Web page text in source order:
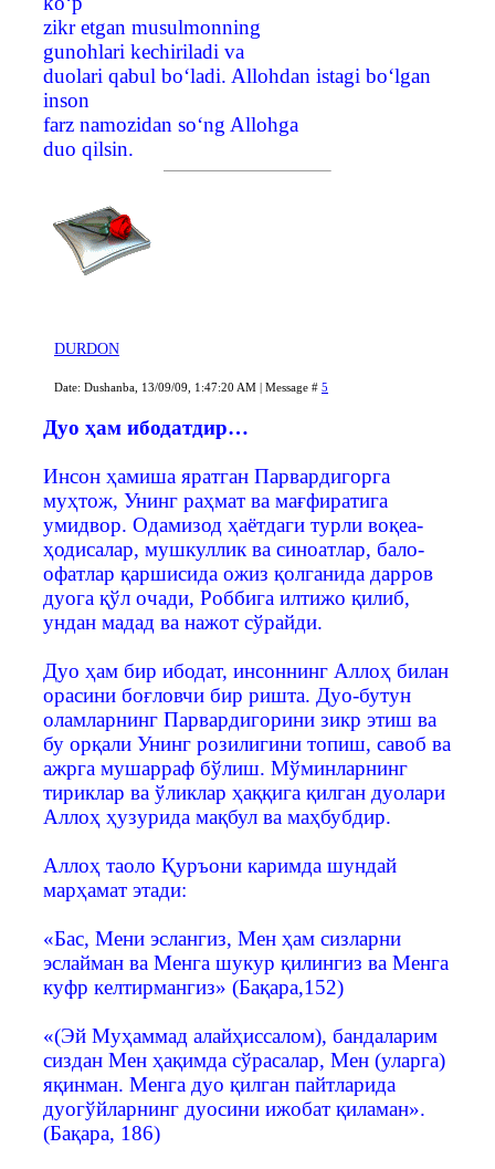
zikr etgan musulmonning
gunohlari kechiriladi va
duolari qabul bo‘ladi. Allohdan istagi bo‘lgan
inson
farz namozidan so‘ng Allohga
duo qilsin.
DURDON
Date: Dushanba, 13/09/09, 1:47:20 AM | Message # 5
Дуо ҳам ибодатдир…
Инсон ҳамиша яратган Парвардигорга
муҳтож, Унинг раҳмат ва мағфиратига
умидвор. Одамизод ҳаётдаги турли воқеа-
ҳодисалар, мушкуллик ва синоатлар, бало-
офатлар қаршисида ожиз қолганида дарров
дуога қўл очади, Роббига илтижо қилиб,
ундан мадад ва нажот сўрайди.
Дуо ҳам бир ибодат, инсоннинг Аллоҳ билан
орасини боғловчи бир ришта. Дуо-бутун
оламларнинг Парвардигорини зикр этиш ва
бу орқали Унинг розилигини топиш, савоб ва
ажрга мушарраф бўлиш. Мўминларнинг
тириклар ва ўликлар ҳаққига қилган дуолари
Аллоҳ ҳузурида мақбул ва маҳбубдир.
Аллоҳ таоло Қуръони каримда шундай
марҳамат этади:
«Бас, Мени эслангиз, Мен ҳам сизларни
эслайман ва Менга шукур қилингиз ва Менга
куфр келтирмангиз» (Бақара,152)
«(Эй Муҳаммад алайҳиссалом), бандаларим
сиздан Мен ҳақимда сўрасалар, Мен (уларга)
яқинман. Менга дуо қилган пайтларида
дуогўйларнинг дуосини ижобат қиламан».
(Бақара, 186)